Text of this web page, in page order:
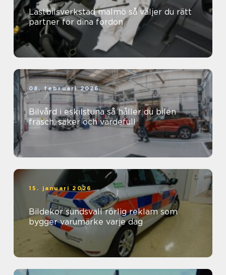
Lastbilsverkstad malmö så väljer du rätt
partner för dina fordon
08. februari 2026
Bilvård i eskilstuna så håller du bilen
fräsch, säker och värdefull
15. januari 2026
Bildekor sundsvall rörlig reklam som
bygger varumärke varje dag